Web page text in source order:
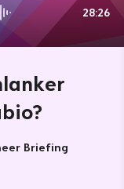
28:26
Briefing